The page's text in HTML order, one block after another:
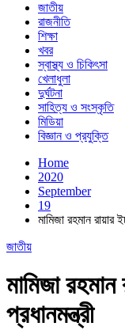
জাতীয়
রাজনীতি
শিক্ষা
খবর
স্বাস্থ্য ও চিকিৎসা
খেলাধুলা
দুর্ঘটনা
সাহিত্য ও সংস্কৃতি
মিডিয়া
বিজ্ঞান ও প্রযুক্তি
Home
2020
September
19
মামিজা রহমান রায়ার
জাতীয়
মামিজা
প্রধানমন্ত্রী